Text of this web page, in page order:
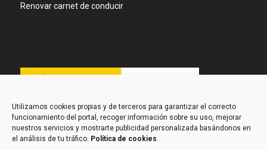
Utilizamos cookies propias y de terceros para garantizar el correcto
funcionamiento del portal, recoger información sobre su uso, mejorar
nuestros servicios y mostrarte publicidad personalizada basándonos en
el análisis de tu tráfico. Política de cookies.
Renovar carnet de conducir